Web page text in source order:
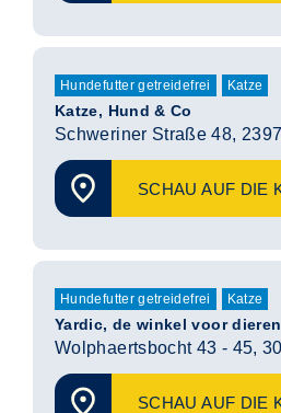
Hundefutter getreidefrei Katze
Katze, Hund & Co
Schweriner Straße 48,
SCHAU AUF DIE
Hundefutter getreidefrei Katze
Yardic, de winkel voor dieren
Wolphaertsbocht 43 - 45,
SCHAU AUF DIE